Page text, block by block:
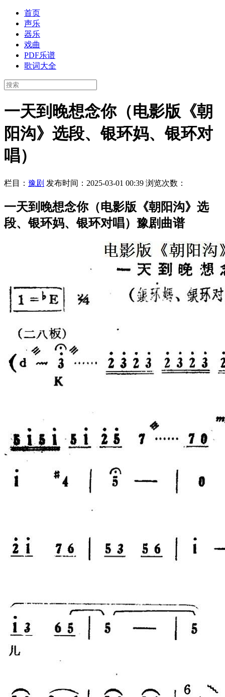
首页
声乐
器乐
戏曲
PDF乐谱
歌词大全
一天到晚想念你（电影版《朝
阳沟》选段、银环妈、银环对
唱）
栏目： 豫剧 发布时间：2025-03-01 00:39 浏览次数：
一天到晚想念你（电影版《朝阳沟》选
段、银环妈、银环对唱）豫剧曲谱